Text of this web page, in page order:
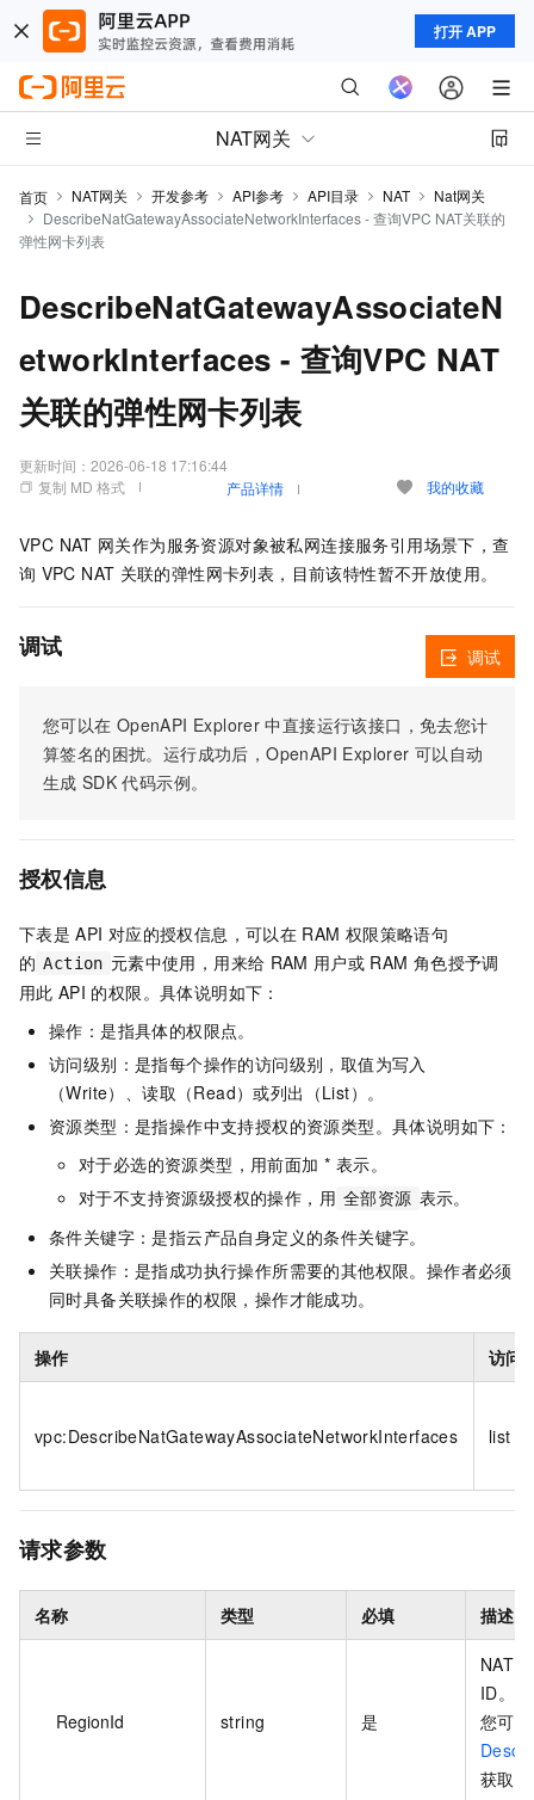
打开 APP
NAT网关
首页 NAT网关 开发参考 API参考 API目录 NAT
Nat网关
DescribeNatGatewayAssociateNetworkInterfaces - 查询VPC NAT关联的
弹性网卡列表
DescribeNatGatewayAssociateN
etworkInterfaces - 查询VPC NAT
关联的弹性网卡列表
更新时间： 2026-06-18 17:16:44
复制 MD 格式
产品详情 我的收藏
VPC NAT 网关作为服务资源对象被私网连接服务引用场景下，查
询 VPC NAT 关联的弹性网卡列表，目前该特性暂不开放使用。
调试
您可以在 OpenAPI Explorer 中直接运行该接口，免去您计
算签名的困扰。运行成功后，OpenAPI Explorer 可以自动
生成 SDK 代码示例。
调试
授权信息
下表是 API 对应的授权信息，可以在 RAM 权限策略语句
的 Action 元素中使用，用来给 RAM 用户或 RAM 角色授予调
用此 API 的权限。具体说明如下：
操作：是指具体的权限点。
访问级别：是指每个操作的访问级别，取值为写入
（Write）、读取（Read）或列出（List）。
资源类型：是指操作中支持授权的资源类型。具体说明如下：
对于必选的资源类型，用前面加 * 表示。
对于不支持资源级授权的操作，用 全部资源 表示。
条件关键字：是指云产品自身定义的条件关键字。
关联操作：是指成功执行操作所需要的其他权限。操作者必须
同时具备关联操作的权限，操作才能成功。
操作 访问
vpc:DescribeNatGatewayAssociateNetworkInterfaces list
请求参数
名称 类型 必填 描述
RegionId string 是
NAT
ID。
您可
获取